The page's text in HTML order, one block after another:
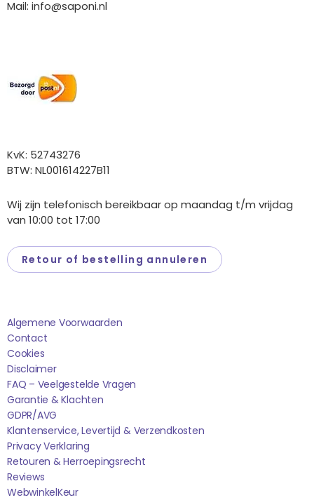
Mail: info@saponi.nl
KvK: 52743276
BTW: NL001614227B11
Wij zijn telefonisch bereikbaar op maandag t/m vrijdag
van 10:00 tot 17:00
Retour of bestelling annuleren
Algemene Voorwaarden
Contact
Cookies
Disclaimer
FAQ – Veelgestelde Vragen
Garantie & Klachten
GDPR/AVG
Klantenservice, Levertijd & Verzendkosten
Privacy Verklaring
Retouren & Herroepingsrecht
Reviews
WebwinkelKEur